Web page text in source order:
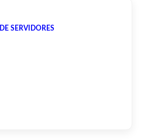
SERVIDORES